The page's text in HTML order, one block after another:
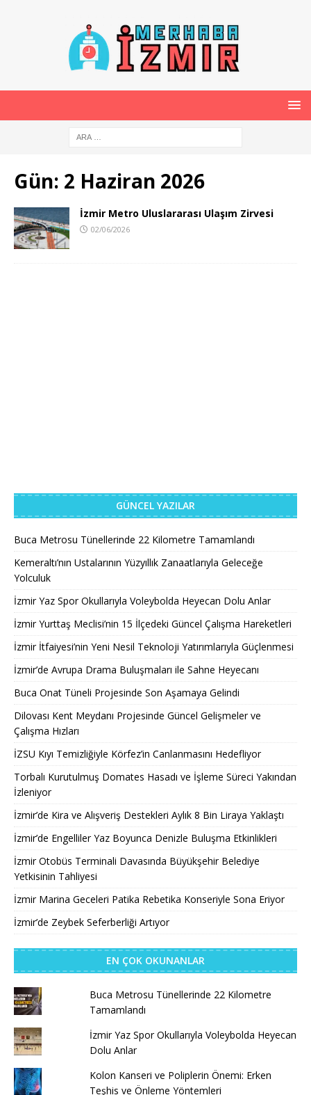
Gün: 2 Haziran 2026
İzmir Metro Uluslararası Ulaşım Zirvesi
02/06/2026
GÜNCEL YAZILAR
Buca Metrosu Tünellerinde 22 Kilometre Tamamlandı
Kemeraltı’nın Ustalarının Yüzyıllık Zanaatlarıyla Geleceğe
Yolculuk
İzmir Yaz Spor Okullarıyla Voleybolda Heyecan Dolu Anlar
İzmir Yurttaş Meclisi’nin 15 İlçedeki Güncel Çalışma Hareketleri
İzmir İtfaiyesi’nin Yeni Nesil Teknoloji Yatırımlarıyla Güçlenmesi
İzmir’de Avrupa Drama Buluşmaları ile Sahne Heyecanı
Buca Onat Tüneli Projesinde Son Aşamaya Gelindi
Dilovası Kent Meydanı Projesinde Güncel Gelişmeler ve
Çalışma Hızları
İZSU Kıyı Temizliğiyle Körfez’in Canlanmasını Hedefliyor
Torbalı Kurutulmuş Domates Hasadı ve İşleme Süreci Yakından
İzleniyor
İzmir’de Kira ve Alışveriş Destekleri Aylık 8 Bin Liraya Yaklaştı
İzmir’de Engelliler Yaz Boyunca Denizle Buluşma Etkinlikleri
İzmir Otobüs Terminali Davasında Büyükşehir Belediye
Yetkisinin Tahliyesi
İzmir Marina Geceleri Patika Rebetika Konseriyle Sona Eriyor
İzmir’de Zeybek Seferberliği Artıyor
EN ÇOK OKUNANLAR
Buca Metrosu Tünellerinde 22 Kilometre
Tamamlandı
İzmir Yaz Spor Okullarıyla Voleybolda Heyecan
Dolu Anlar
Kolon Kanseri ve Poliplerin Önemi: Erken
Teşhis ve Önleme Yöntemleri